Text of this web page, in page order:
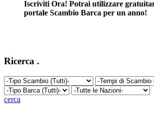
Iscriviti Ora! Potrai utilizzare
portale Scambio Barca per un anno!
Ricerca .
cerca